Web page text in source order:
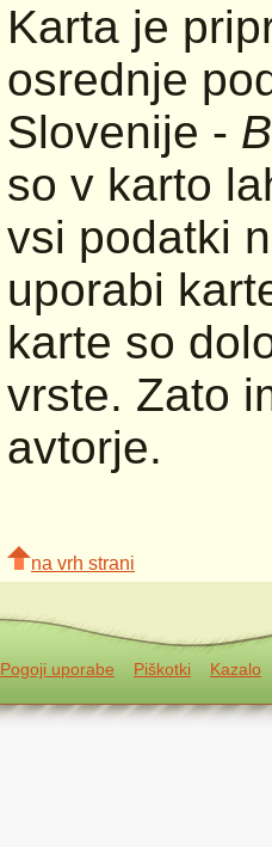
Karta je
osrednje
Slovenije -
so v karto
vsi podatki
uporabi
karte so
vrste. Zato
avtorje.
na vrh strani
Pogoji uporabe Piškotki Kazalo